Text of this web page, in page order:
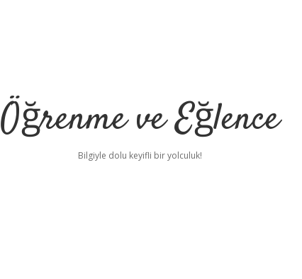
Öğrenme ve Eğlence
Bilgiyle dolu keyifli bir yolculuk!